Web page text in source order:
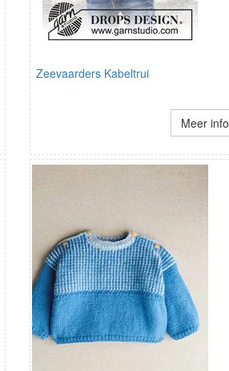
Zeevaarders Kabeltrui
Meer info